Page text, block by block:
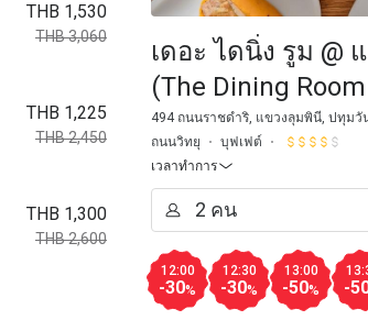
THB 1,530
THB 3,060
THB 1,225
THB 2,450
THB 1,300
THB 2,600
เดอะ ไดนิ่ง รูม @
(The Dining
494 ถนนราชดำริ, แขวงลุมพินี, ปทุมวั
ถนนวิทยุ
บุฟเฟต์
เวลาทำการ
12:00
-30%
12:30
-30%
13:00
-50% -